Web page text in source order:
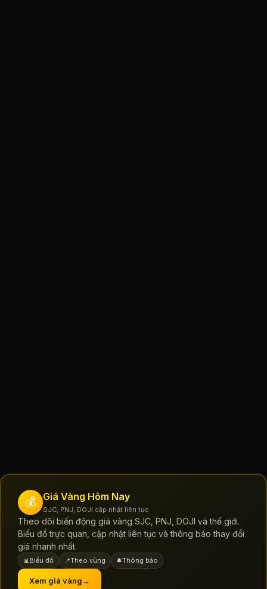
💰 Giá Vàng Hôm Nay
SJC, PNJ, DOJI cập nhật liên tục
Theo dõi biến động giá vàng SJC, PNJ, DOJI và thế giới.
Biểu đồ trực quan, cập nhật liên tục và thông báo thay đổi
giá nhanh nhất.
📊 Biểu đồ 📍Theo vùng 🔔Thông báo
Xem giá vàng→